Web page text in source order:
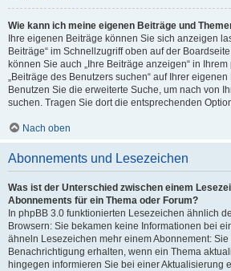
Wie kann ich meine eigenen Beiträge und
Ihre eigenen Beiträge können Sie sich anzeigen
Beiträge“ im Schnellzugriff oben auf der
können Sie auch „Ihre Beiträge anzeigen“ in
„Beiträge des Benutzers suchen“ auf Ihrer
Benutzen Sie die erweiterte Suche, um nach von
suchen. Tragen Sie dort die entsprechenden
Nach oben
Abonnements und Lesezeichen
Was ist der Unterschied zwischen einem
Abonnements für ein Thema oder Forum?
In phpBB 3.0 funktionierten Lesezeichen ähnlich
Browsern: Sie bekamen keine Informationen bei
ähneln Lesezeichen mehr einem Abonnement:
Benachrichtigung erhalten, wenn ein Thema
hingegen informieren Sie bei einer Aktualisierung